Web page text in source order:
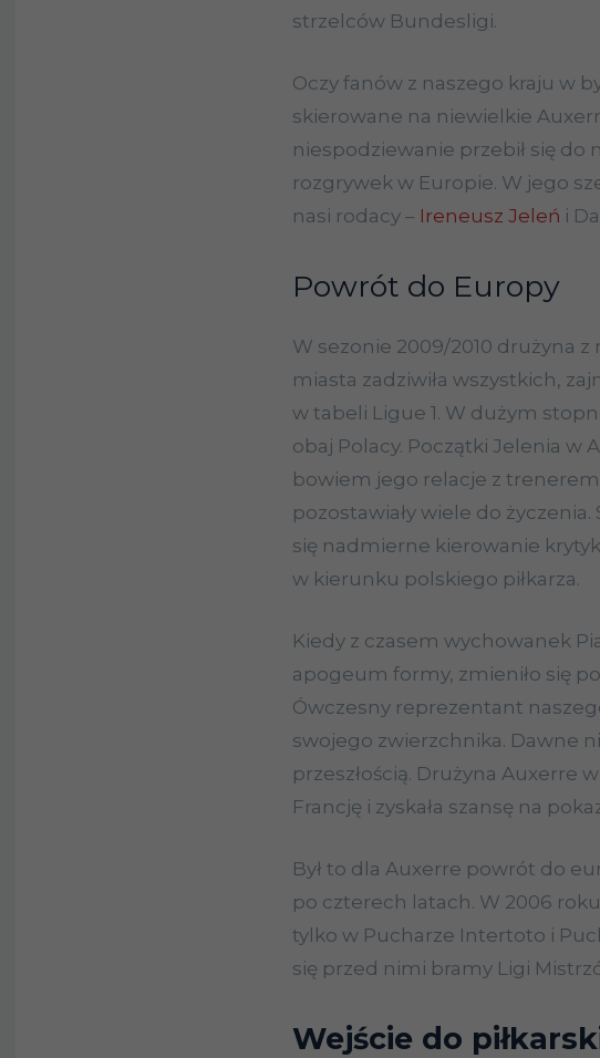
strzelców Bundesligi.
Oczy fanów z naszego kraju w
skierowane na niewielkie
niespodziewanie przebił się do
rozgrywek w Europie. W jego
nasi rodacy – Ireneusz Jeleń i
Powrót do Europy
W sezonie 2009/2010 drużyna
miasta zadziwiła wszystkich,
w tabeli Ligue 1. W dużym
obaj Polacy. Początki Jelenia w
bowiem jego relacje z
pozostawiały wiele do
się nadmierne kierowanie
w kierunku polskiego piłkarza.
Kiedy z czasem wychowanek
apogeum formy, zmieniło się
Ówczesny reprezentant
swojego zwierzchnika. Dawne
przeszłością. Drużyna Auxerre
Francję i zyskała szansę na
Był to dla Auxerre powrót do
po czterech latach. W 2006
tylko w Pucharze Intertoto i
się przed nimi bramy Ligi
Wejście do